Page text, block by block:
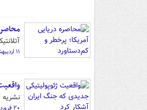
۱۱ اردیبهشت ۰۵ - ۲۳:۴۳
نشریه
۲۰ فروردین ۰۵ - ۱۶:۳۰